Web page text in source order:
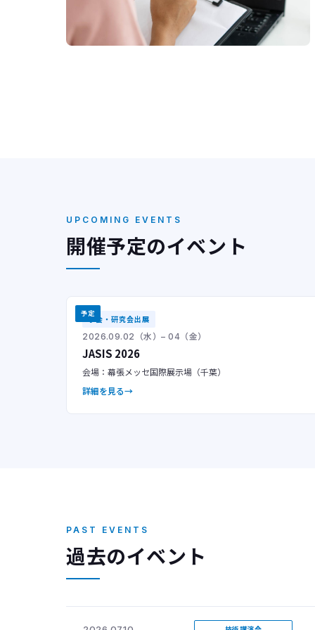
UPCOMING EVENTS
開催予定のイベント
予定
学会・研究会出展
2026.09.02（水）– 04（金）
JASIS 2026
会場：幕張メッセ国際展示場（千葉）
詳細を見る
PAST EVENTS
過去のイベント